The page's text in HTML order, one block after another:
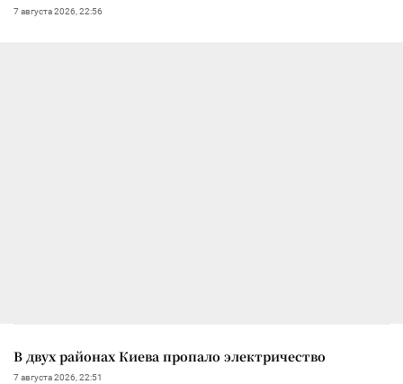
7 августа 2026, 22:56
В двух районах Киева пропало электричество
7 августа 2026, 22:51